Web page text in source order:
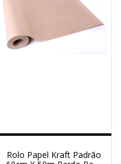
Rolo Papel Kraft Padrão